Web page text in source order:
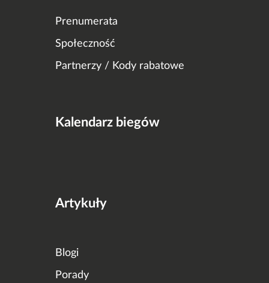
Prenumerata
Społeczność
Partnerzy / Kody rabatowe
Kalendarz biegów
Artykuły
Blogi
Porady